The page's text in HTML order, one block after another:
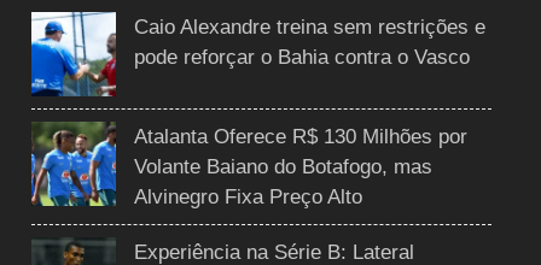
Caio Alexandre treina sem restrições e
pode reforçar o Bahia contra o Vasco
Atalanta Oferece R$ 130 Milhões por
Volante Baiano do Botafogo, mas
Alvinegro Fixa Preço Alto
Experiência na Série B: Lateral